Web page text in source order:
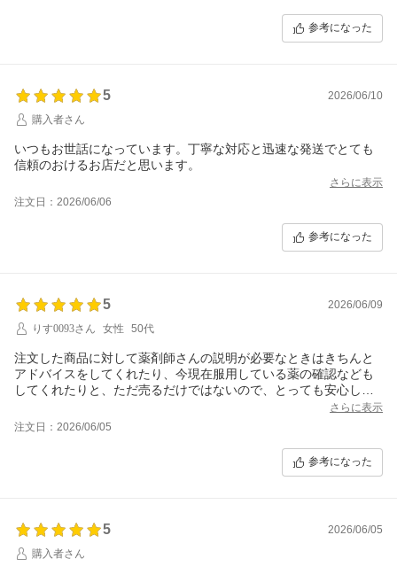
参考になった
5
2026/06/10
購入者さん
いつもお世話になっています。丁寧な対応と迅速な発送でとても
信頼のおけるお店だと思います。
さらに表示
注文日：2026/06/06
参考になった
5
2026/06/09
りす0093さん
女性 50代
注文した商品に対して薬剤師さんの説明が必要なときはきちんと
アドバイスをしてくれたり、今現在服用している薬の確認なども
してくれたりと、ただ売るだけではないので、とっても安心して
これからもお世話になりたいと思います。
さらに表示
注文日：2026/06/05
参考になった
5
2026/06/05
購入者さん